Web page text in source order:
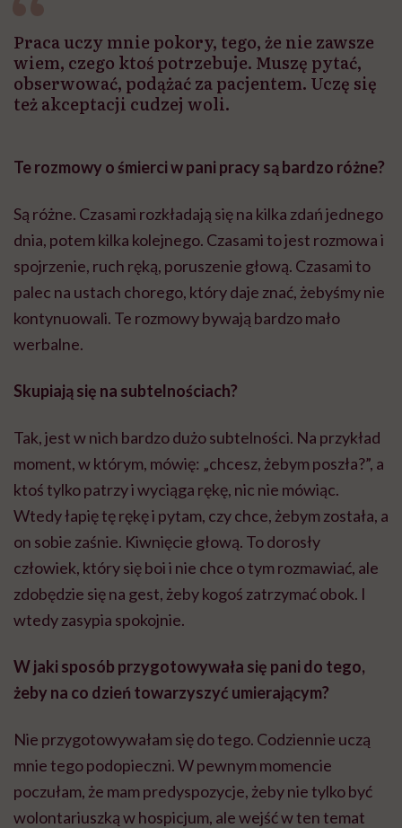
Praca uczy mnie pokory, tego, że nie zawsze
wiem, czego ktoś potrzebuje. Muszę pytać,
obserwować, podążać za pacjentem. Uczę się
też akceptacji cudzej woli.
Te rozmowy o śmierci w pani pracy są bardzo różne?
Są różne. Czasami rozkładają się na kilka zdań jednego
dnia, potem kilka kolejnego. Czasami to jest rozmowa i
spojrzenie, ruch ręką, poruszenie głową. Czasami to
palec na ustach chorego, który daje znać, żebyśmy nie
kontynuowali. Te rozmowy bywają bardzo mało
werbalne.
Skupiają się na subtelnościach?
Tak, jest w nich bardzo dużo subtelności. Na przykład
moment, w którym, mówię: „chcesz, żebym poszła?”, a
ktoś tylko patrzy i wyciąga rękę, nic nie mówiąc.
Wtedy łapię tę rękę i pytam, czy chce, żebym została, a
on sobie zaśnie. Kiwnięcie głową. To dorosły
człowiek, który się boi i nie chce o tym rozmawiać, ale
zdobędzie się na gest, żeby kogoś zatrzymać obok. I
wtedy zasypia spokojnie.
W jaki sposób przygotowywała się pani do tego,
żeby na co dzień towarzyszyć umierającym?
Nie przygotowywałam się do tego. Codziennie uczą
mnie tego podopieczni. W pewnym momencie
poczułam, że mam predyspozycje, żeby nie tylko być
wolontariuszką w hospicjum, ale wejść w ten temat